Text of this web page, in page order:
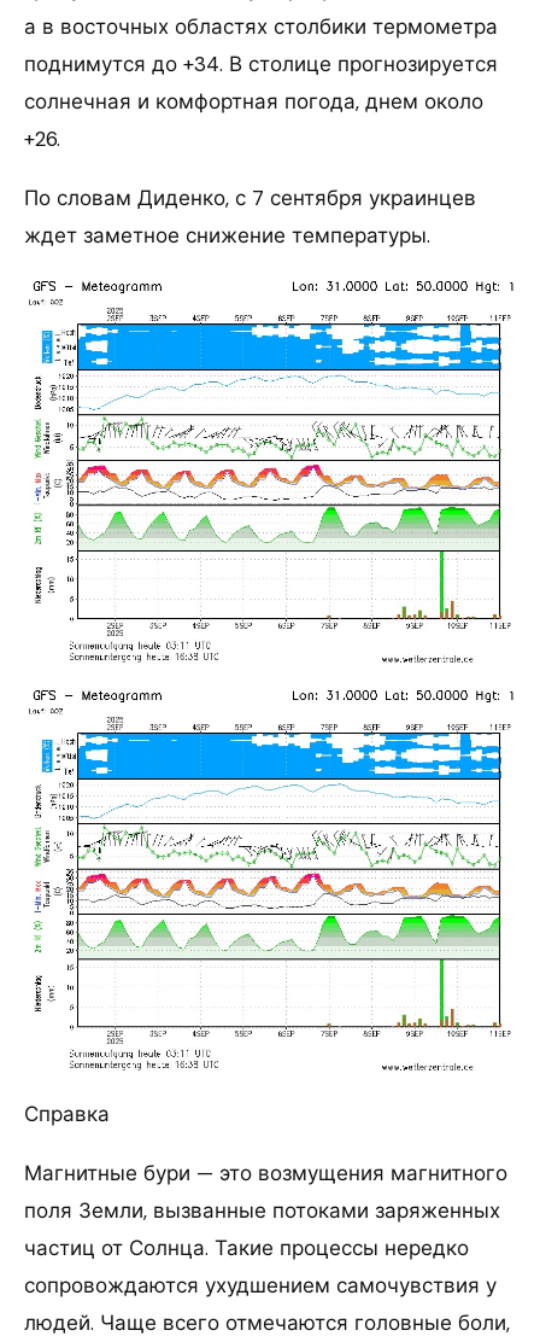
а в восточных областях столбики термометра
поднимутся до +34. В столице прогнозируется
солнечная и комфортная погода, днем около
+26.
По словам Диденко, с 7 сентября украинцев
ждет заметное снижение температуры.
Справка
Магнитные бури — это возмущения магнитного
поля Земли, вызванные потоками заряженных
частиц от Солнца. Такие процессы нередко
сопровождаются ухудшением самочувствия у
людей. Чаще всего отмечаются головные боли,